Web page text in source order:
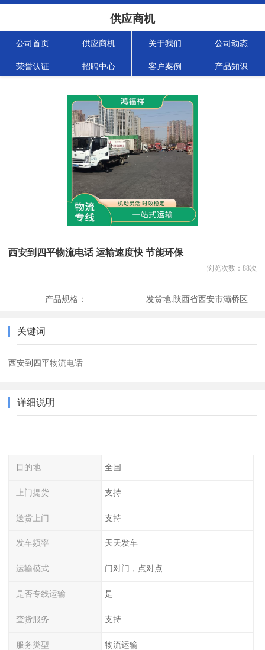
供应商机
公司首页 供应商机 关于我们 公司动态
荣誉认证 招聘中心 客户案例 产品知识
西安到四平物流电话 运输速度快 节能环保
浏览次数： 88次
产品规格： 发货地:陕西省西安市灞桥区
关键词
西安到四平物流电话
详细说明
目的地 全国
上门提货 支持
送货上门 支持
发车频率 天天发车
运输模式 门对门，点对点
是否专线运输 是
查货服务 支持
服务类型 物流运输